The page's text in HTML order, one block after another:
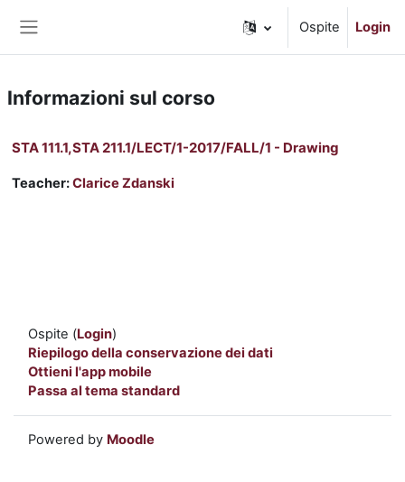
Ospite Login
Informazioni sul corso
STA 111.1,STA 211.1/LECT/1-2017/FALL/1 - Drawing
Teacher:Clarice Zdanski
Ospite (Login)
Riepilogo della conservazione dei dati
Ottieni l'app mobile
Passa al tema standard
Powered by Moodle